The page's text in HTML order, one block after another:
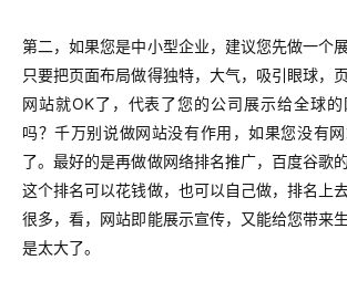
第二，如果您是中小型企业，建议您先做一个
只要把页面布局做得独特，大气，吸引眼球，
网站就OK了，代表了您的公司展示给全球
吗？千万别说做网站没有作用，如果您没有
了。最好的是再做做网络排名推广，百度谷歌
这个排名可以花钱做，也可以自己做，排名上
很多，看，网站即能展示宣传，又能给您带来
是太大了。